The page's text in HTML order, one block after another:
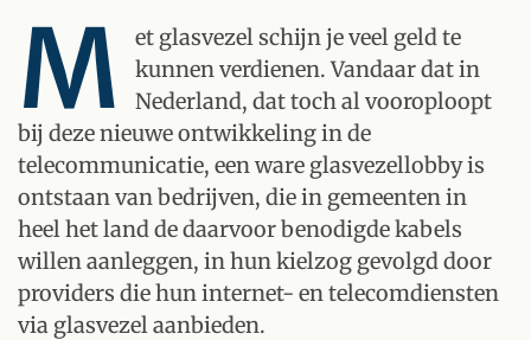
M
et glasvezel schijn je veel geld te
kunnen verdienen. Vandaar dat in
Nederland, dat toch al vooroploopt
bij deze nieuwe ontwikkeling in de
telecommunicatie, een ware glasvezellobby is
ontstaan van bedrijven, die in gemeenten in
heel het land de daarvoor benodigde kabels
willen aanleggen, in hun kielzog gevolgd door
providers die hun internet- en telecomdiensten
via glasvezel aanbieden.